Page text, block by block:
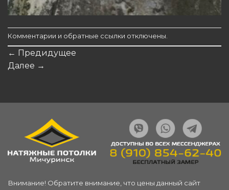
Комментарии и обратные ссылки отключены.
← Предидущее
Далее →
Внимание! Обратите внимание, что цены данный сайт